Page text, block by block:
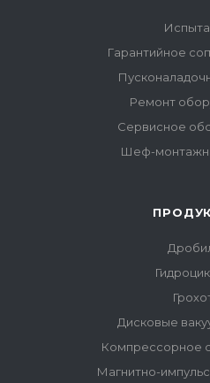
Гарантийное
Ремонт
Сервисное
Шеф-
Дисковые
Компрессорное
Магнитно-